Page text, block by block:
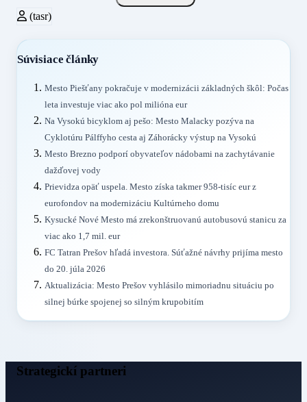
(tasr)
Súvisiace články
Mesto Piešťany pokračuje v modernizácii základných škôl: Počas
leta investuje viac ako pol milióna eur
Na Vysokú bicyklom aj pešo: Mesto Malacky pozýva na
Cyklotúru Pálffyho cesta aj Záhorácky výstup na Vysokú
Mesto Brezno podporí obyvateľov nádobami na zachytávanie
dažďovej vody
Prievidza opäť uspela. Mesto získa takmer 958-tisíc eur z
eurofondov na modernizáciu Kultúrneho domu
Kysucké Nové Mesto má zrekonštruovanú autobusovú stanicu za
viac ako 1,7 mil. eur
FC Tatran Prešov hľadá investora. Súťažné návrhy prijíma mesto
do 20. júla 2026
Aktualizácia: Mesto Prešov vyhlásilo mimoriadnu situáciu po
silnej búrke spojenej so silným krupobitím
Strategickí partneri